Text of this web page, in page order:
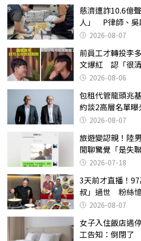
慈濟遭詐10.6億
人」 P律師、吳
權知道真相
2026-08-07
前員工才轉投李
文爆紅 認「很清
2026-08-06
包租代管龍頭兆
約談2高層名單曝
2026-08-07
旅遊變認親！陸
閒聊驚覺「是失
2026-07-18
3天前才直播！
叔」過世 粉絲
理 2026-08-07
女子入住飯店遇
工告知：倒閉了